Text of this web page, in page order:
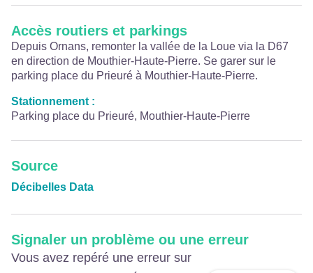
Accès routiers et parkings
Depuis Ornans, remonter la vallée de la Loue via la D67
en direction de Mouthier-Haute-Pierre. Se garer sur le
parking place du Prieuré à Mouthier-Haute-Pierre.
Stationnement :
Parking place du Prieuré, Mouthier-Haute-Pierre
Source
Décibelles Data
Signaler un problème ou une erreur
Vous avez repéré une erreur sur